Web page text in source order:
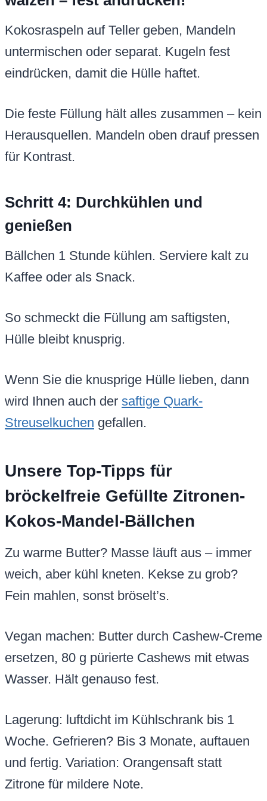
Kokosraspeln auf Teller geben, Mandeln
untermischen oder separat. Kugeln fest
eindrücken, damit die Hülle haftet.
Die feste Füllung hält alles zusammen – kein
Herausquellen. Mandeln oben drauf pressen
für Kontrast.
Schritt 4: Durchkühlen und
genießen
Bällchen 1 Stunde kühlen. Serviere kalt zu
Kaffee oder als Snack.
So schmeckt die Füllung am saftigsten,
Hülle bleibt knusprig.
Wenn Sie die knusprige Hülle lieben, dann
wird Ihnen auch der saftige Quark-
Streuselkuchen gefallen.
Unsere Top-Tipps für
bröckelfreie Gefüllte Zitronen-
Kokos-Mandel-Bällchen
Zu warme Butter? Masse läuft aus – immer
weich, aber kühl kneten. Kekse zu grob?
Fein mahlen, sonst bröselt’s.
Vegan machen: Butter durch Cashew-Creme
ersetzen, 80 g pürierte Cashews mit etwas
Wasser. Hält genauso fest.
Lagerung: luftdicht im Kühlschrank bis 1
Woche. Gefrieren? Bis 3 Monate, auftauen
und fertig. Variation: Orangensaft statt
Zitrone für mildere Note.